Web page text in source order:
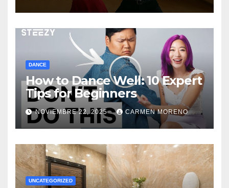
DANCE
How to Dance Well: 10 Expert
Tips for Beginners
NOVIEMBRE 22, 2025 CARMEN MORENO
UNCATEGORIZED